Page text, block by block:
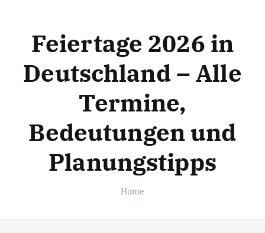
Feiertage 2026 in
Deutschland – Alle
Termine,
Bedeutungen und
Planungstipps
Home